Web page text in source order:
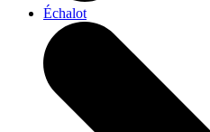
Échalot